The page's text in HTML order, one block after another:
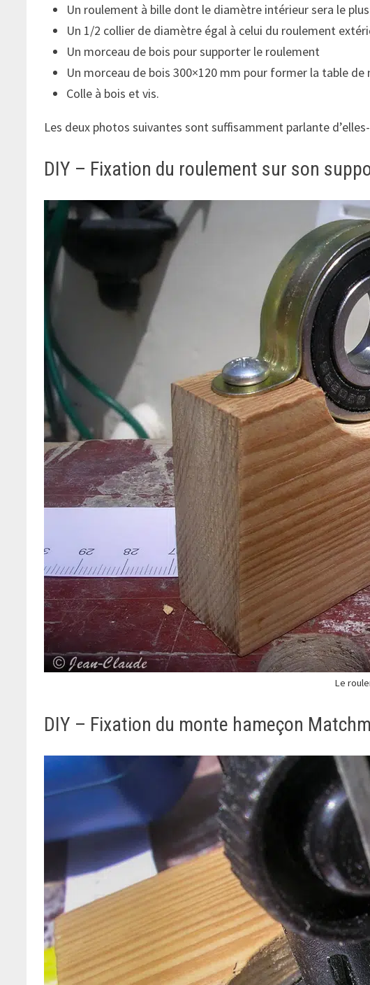
Un roulement à bille dont le diamètre intérieur sera le
Un 1/2 collier de diamètre égal à celui du roulement
Un morceau de bois pour supporter le roulement
Un morceau de bois 300×120 mm pour former la table de
Colle à bois et vis.
Les deux photos suivantes sont suffisamment parlante
DIY – Fixation du roulement sur son
Le
DIY – Fixation du monte hameçon